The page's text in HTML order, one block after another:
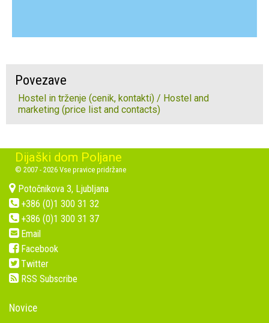
Povezave
Hostel in trženje (cenik, kontakti) / Hostel and
marketing (price list and contacts)
Dijaški dom Poljane
© 2007 - 2026 Vse pravice pridržane
Potočnikova 3, Ljubljana
+386 (0)1 300 31 32
+386 (0)1 300 31 37
Email
Facebook
Twitter
RSS Subscribe
Novice